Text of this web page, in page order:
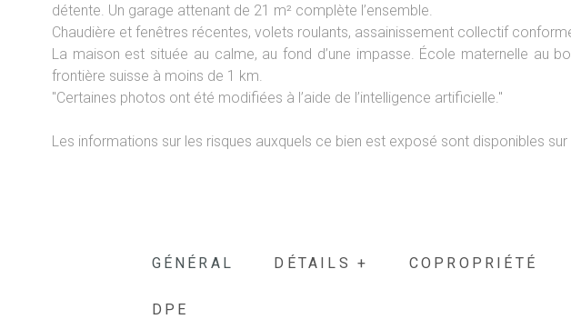
détente. Un garage attenant de 21 m² complète l’ensemble.
Chaudière et fenêtres récentes, volets roulants, assainissement collectif
La maison est située au calme, au fond d’une impasse. École maternelle
frontière suisse à moins de 1 km.
"Certaines photos ont été modifiées à l’aide de l’intelligence artificielle."
Les informations sur les risques auxquels ce bien est exposé sont disponibles sur
GÉNÉRAL DÉTAILS + COPROPRIÉTÉ
DPE